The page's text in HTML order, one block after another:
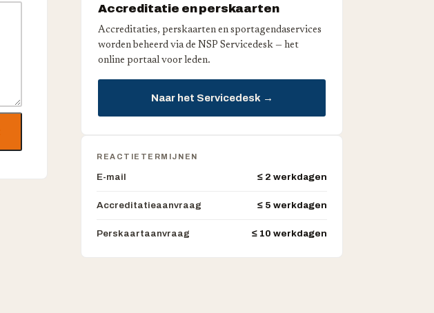
Accreditatie en perskaarten
Accreditaties, perskaarten en sportagendaservices
worden beheerd via de NSP Servicedesk — het
online portaal voor leden.
Naar het Servicedesk →
REACTIETERMIJNEN
E-mail ≤ 2 werkdagen
Accreditatieaanvraag ≤ 5 werkdagen
Perskaartaanvraag ≤ 10 werkdagen